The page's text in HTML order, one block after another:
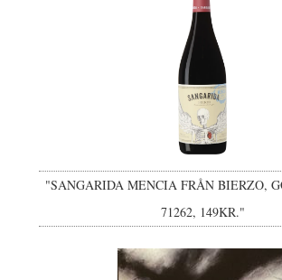
"SANGARIDA MENCIA FRÅN BIERZO,
71262, 149KR."